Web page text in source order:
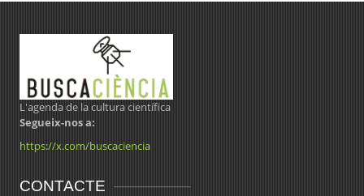
L'agenda de la cultura científica
Segueix-nos a:
https://x.com/buscaciencia
CONTACTE